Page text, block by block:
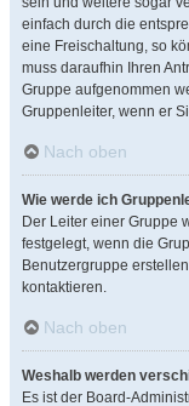
einfach durch die
eine Freischaltung, so
muss daraufhin Ihren
Gruppe aufgenommen
Gruppenleiter, wenn er
Nach oben
Wie werde ich
Der Leiter einer Gruppe
festgelegt, wenn die
Benutzergruppe
kontaktieren.
Nach oben
Weshalb werden
Es ist der Board-